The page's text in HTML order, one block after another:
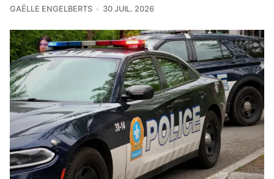
GAËLLE ENGELBERTS 30 JUIL. 2026